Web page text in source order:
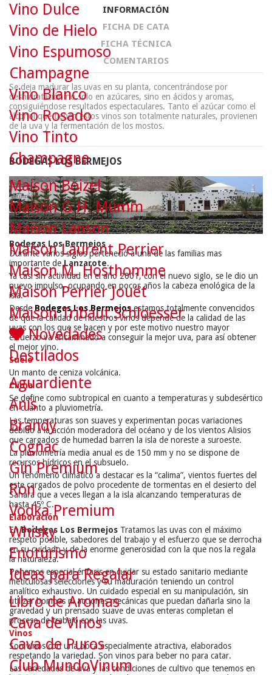
INFORMACIÓN
FICHA DE CATA
FICHA TÉCNICA
COMENTARIOS
Se deja madurar las uvas en su planta, concentrándose por
deshidratación no solo en azúcares, sino en ácidos y aromas,
consiguiéndose resultados espectaculares. Tanto el azúcar como el
alcohol que tienen estos vinos son totalmente naturales, provienen
de la uva y la fermentación de los mostos.
BODEGAS LOS BERMEJOS
Bodegas Los Bermejos
Durante varios siglos perteneció a una de las familias mas
importante deLanzarote.
Ya casi sin actividad en el año 2001, con el nuevo siglo, se le dio un
nuevo impulso, ocupando en pocos años la cabeza enológica de la
isla.
DesdeBodegas Los Bermejosestamos totalmente convencidos
de que la calidad de nuestros vinos depende de la calidad de las
uvas con los que se hacen y por este motivo nuestro mayor
esfuerzo va encaminado a conseguir la mejor uva, para así obtener
el mejor vino.
Suelo
Un manto de ceniza volcánica.
Clima
Se define como subtropical en cuanto a temperaturas y subdesértico
en cuanto a pluviometría.
Las temperaturas son suaves y experimentan pocas variaciones
debido a la acción moderadora del océano y de los vientos Alisios
que cargados de humedad barren la isla de noreste a suroeste.
La pluviometría media anual es de 150 mm y no se dispone de
recursos hídricos en el subsuelo.
Un fenómeno climático a destacar es la “calima”, vientos fuertes del
este cargados de polvo procedente de tormentas en el desierto del
Sahara que a veces llegan a la isla alcanzando temperaturas de
hasta 45º C.
Elaboración
EnBodegas Los Bermejos Tratamos las uvas con el máximo
respeto posible, sabedores del trabajo y el esfuerzo que se derrocha
en su cuidado y de la enorme generosidad con la que nos la regala
la naturaleza.
Ponemos especial énfasis en cuidar su estado sanitario mediante
meticulosas selecciones y su maduración teniendo un control
analítico exhaustivo. Un cuidado especial en su manipulación, sin
utilizar bombas ni acciones mecánicas que puedan dañarla sino la
gravedad y un prensado suave de uvas enteras completan el
proceso de trabajo con las uvas.
Vinos
Son vinos con una boca especialmente atractiva, elaborados
respetando la variedad. Son vinos para beber no para catar.
Las variedades de uva y las condiciones de cultivo que tenemos en
Vino Dulce
Vino de Hielo
Vino Espumoso
Champagne
Vino Blanco
Vino Rosado
Vino Tinto
Champagne
Maison Boizel
Maison G.H. Mumm
Maison Lanson
Maison Laurent Perrier
Maison M. Hosthomme
Maison Perrier Jouët
Maison Tribaut Schloesser
Novedades
Destilados
Aguardiente
Anís
Brandy
Cognac
Gin Premium
Ron
Vodka Premium
Whisky
Enoturismo
Ideas para Regalar
Libro de Aromas
Cava de Vinos
Cava de Puros
Club MundoVinum